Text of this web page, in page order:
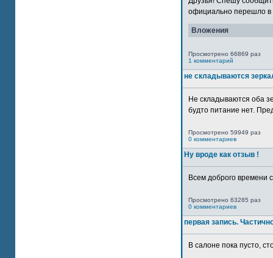
официально перешло в
Вложения
Просмотрено 66869 раз
1 комментарий
не складываются
Не складываются оба
будто питание нет.
Просмотрено 59949 раз
0 комментариев
Ну вроде как отзыв !
Всем доброго времени
Просмотрено 63285 раз
0 комментариев
первая запись.
В салоне пока пусто,